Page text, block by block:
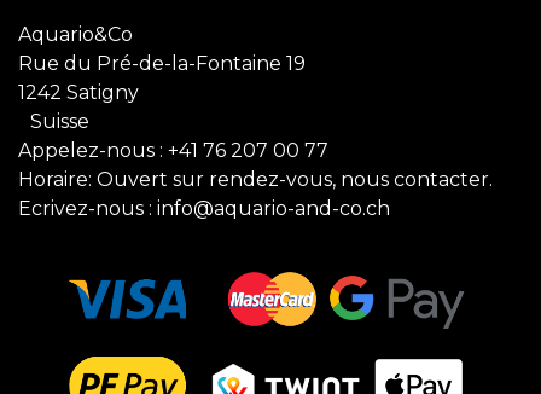
Aquario&Co
Rue du Pré-de-la-Fontaine 19
1242 Satigny
Suisse
Appelez-nous : +41 76 207 00 77
Horaire: Ouvert sur rendez-vous, nous contacter.
Ecrivez-nous : info@aquario-and-co.ch